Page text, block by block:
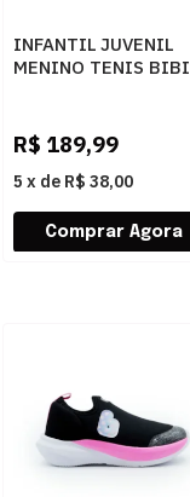
INFANTIL JUVENIL
MENINO TENIS BIBI
R$ 189,99
5 x de R$ 38,00